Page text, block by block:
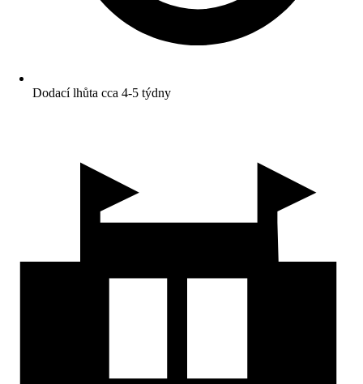
Dodací lhůta cca 4-5 týdny